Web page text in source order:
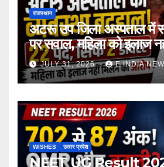
राजस्थान
अटरू उप जिला अस्पताल में
पर सवाल, महिला को इलाज
आरोप
JULY 31, 2026 E INDIA
WISHES उत्‍तर प्रदेश
NEET UG Result